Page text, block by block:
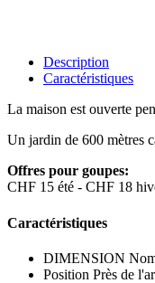
Description
Caractéristiques
La maison est ouverte
Un jardin de 600 mètres
Offres pour goupes:
CHF 15 été - CHF 18
Caractéristiques
DIMENSION
Position Près de